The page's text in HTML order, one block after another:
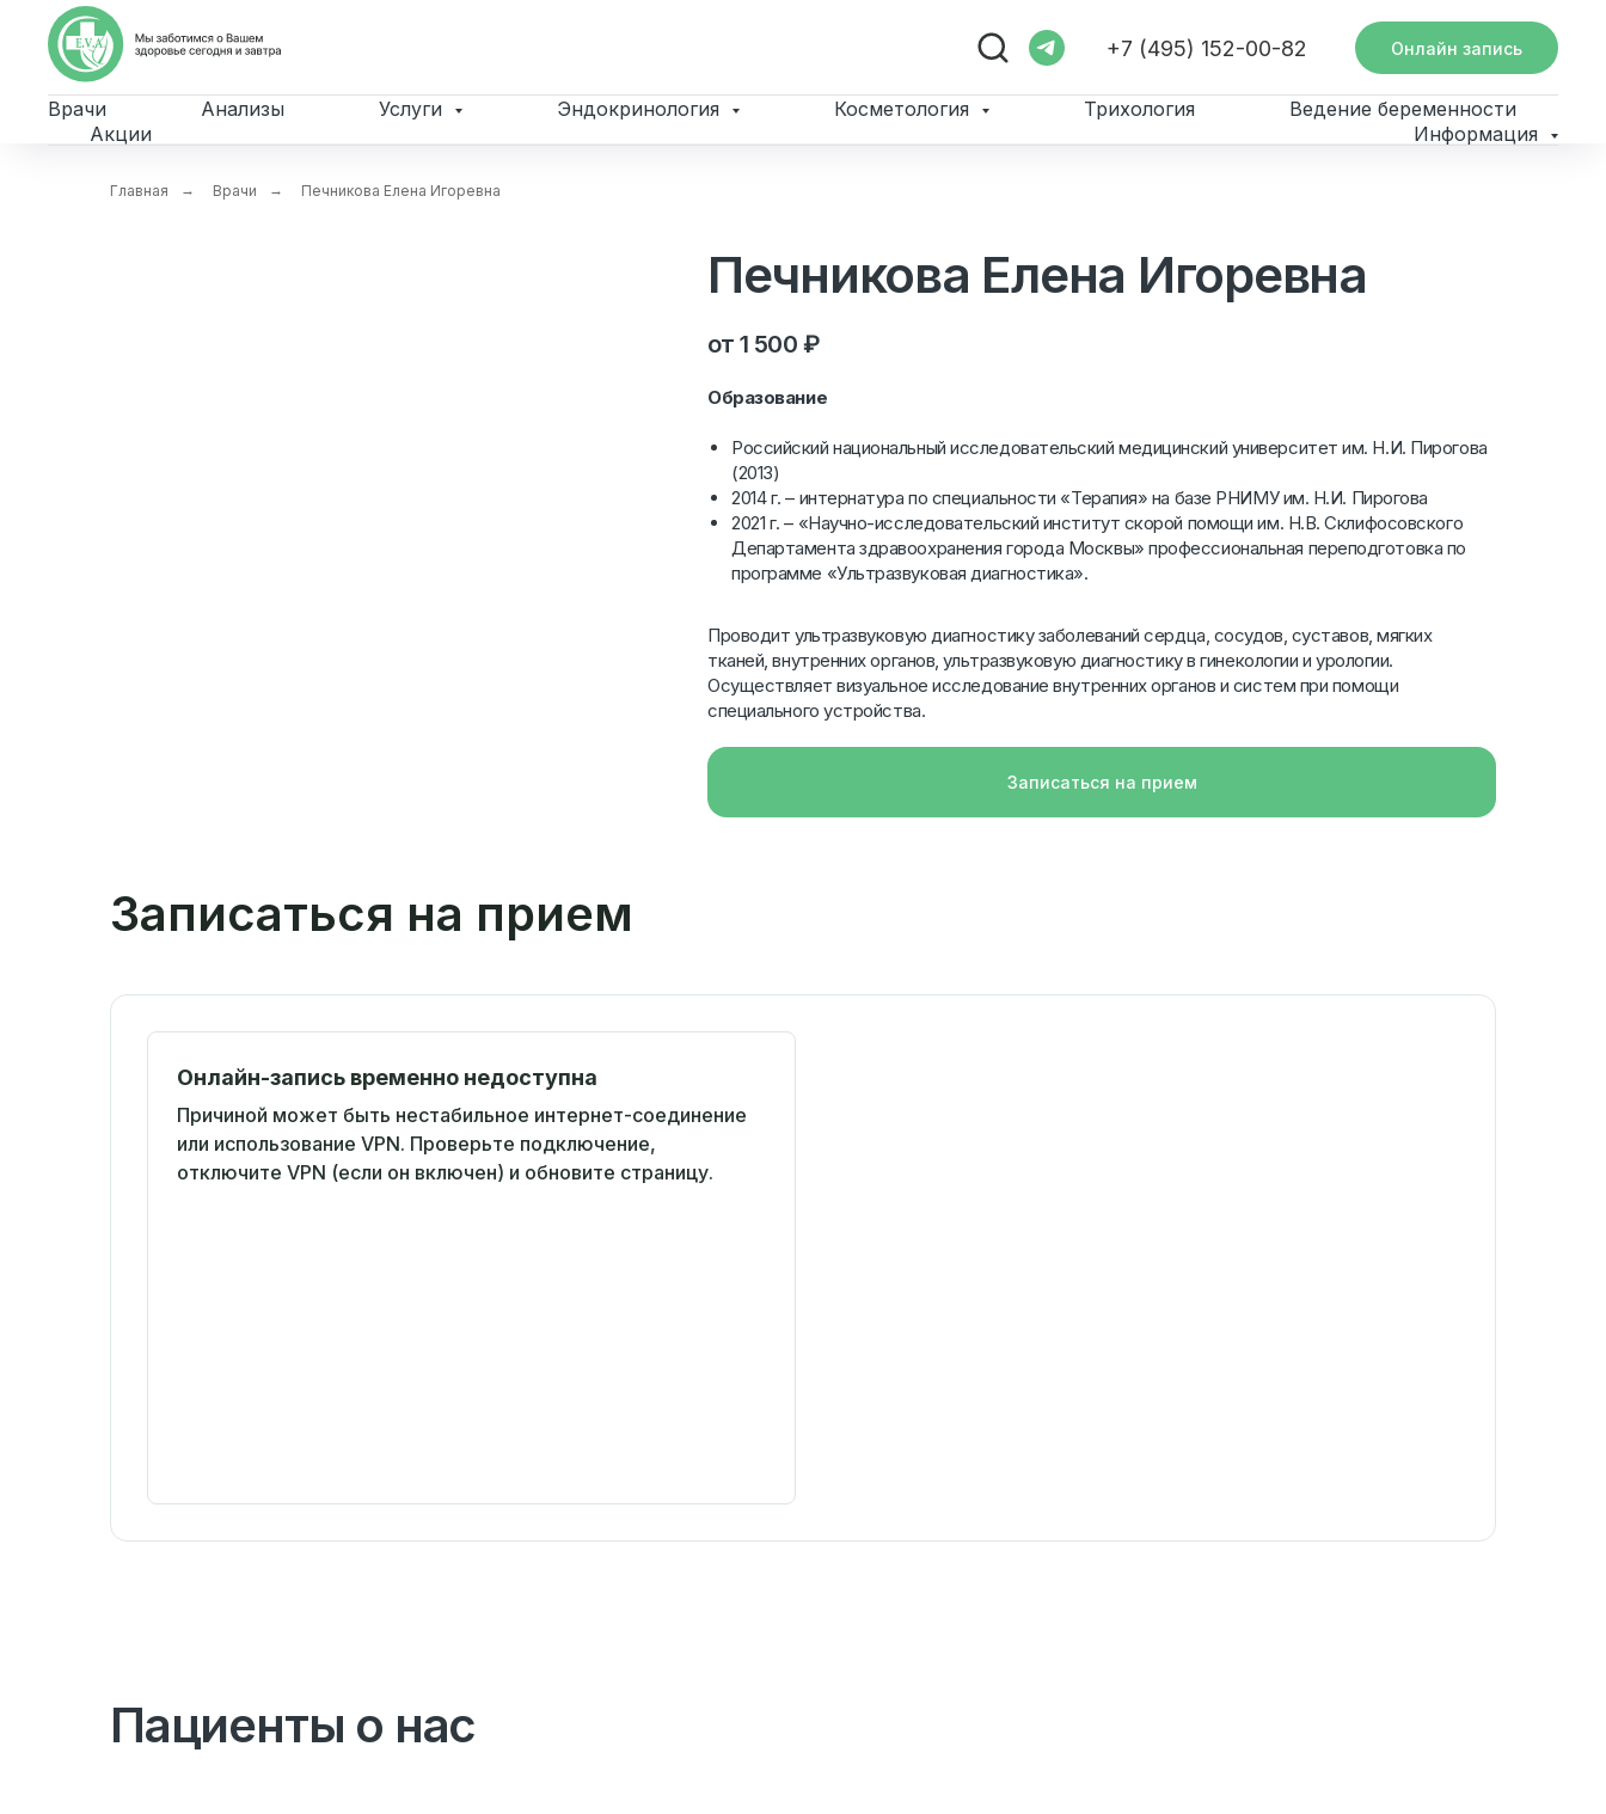
+7 (495) 152-00-82 Онлайн запись
Врачи Анализы Услуги Эндокринология Косметология Трихология
Ведение беременности
Акции
Информация
Главная → Врачи → Печникова Елена Игоревна
Печникова Елена Игоревна
1 500 ₽
Образование
Российский национальный исследовательский медицинский университет им. Н.И. Пирогова
(2013)
2014 г. – интернатура по специальности «Терапия» на базе РНИМУ им. Н.И. Пирогова
2021 г. – «Научно-исследовательский институт скорой помощи им. Н.В. Склифосовского
Департамента здравоохранения города Москвы» профессиональная переподготовка по
программе «Ультразвуковая диагностика».
Проводит ультразвуковую диагностику заболеваний сердца, сосудов, суставов, мягких
тканей, внутренних органов, ультразвуковую диагностику в гинекологии и урологии.
Осуществляет визуальное исследование внутренних органов и систем при помощи
специального устройства.
Записаться на прием
Записаться на прием
Онлайн-запись временно недоступна
Причиной может быть нестабильное интернет-соединение
или использование VPN. Проверьте подключение,
отключите VPN (если он включен) и обновите страницу.
Пациенты о нас